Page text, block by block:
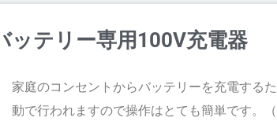
ッテリー専用100V充電器
家庭のコンセントからバッテリーを充電する
動で行われますので操作はとても簡単です。（